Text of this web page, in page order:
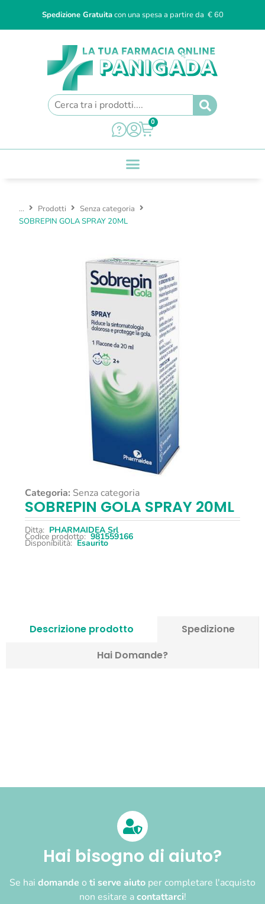
Spedizione Gratuitacon una spesa a partire da € 60
0
... Prodotti
Senza categoria
SOBREPIN GOLA SPRAY 20ML
Categoria: Senza categoria
SOBREPIN GOLA SPRAY 20ML
Ditta: PHARMAIDEA Srl
Codice prodotto: 981559166
Disponibilità: Esaurito
Descrizione prodotto
Spedizione
Hai Domande?
Hai bisogno di aiuto?
Se hai domande o ti serve aiuto per completare l'acquisto
non esitare acontattarci!